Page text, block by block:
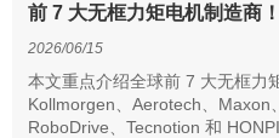
前 7 大无框力矩电机制造商
2026/06/15
本文重点介绍全球前 7 大无框力
Kollmorgen、Aerotech、Maxon
RoboDrive、Tecnotion 和